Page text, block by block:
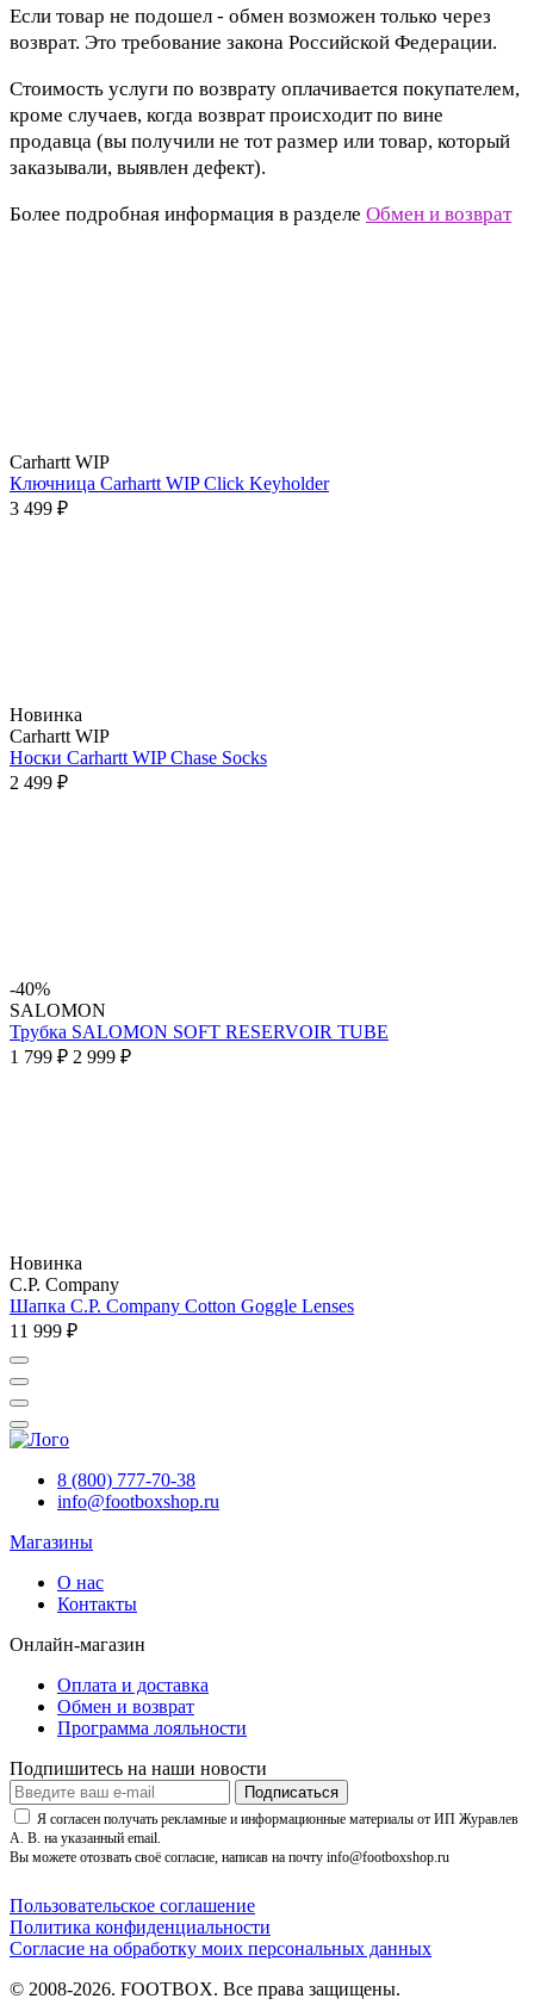
Если товар не подошел - обмен возможен только через
возврат. Это требование закона Российской Федерации.
Стоимость услуги по возврату оплачивается покупателем,
кроме случаев, когда возврат происходит по вине
продавца (вы получили не тот размер или товар, который
заказывали, выявлен дефект).
Более подробная информация в разделе Обмен и возврат
Carhartt WIP
Ключница Carhartt WIP Click Keyholder
3 499 ₽
Новинка
Carhartt WIP
Носки Carhartt WIP Chase Socks
2 499 ₽
-40%
SALOMON
Трубка SALOMON SOFT RESERVOIR TUBE
1 799 ₽ 2 999 ₽
Новинка
C.P. Company
Шапка C.P. Company Cotton Goggle Lenses
11 999 ₽
8 (800) 777-70-38
info@footboxshop.ru
Магазины
О нас
Контакты
Онлайн-магазин
Оплата и доставка
Обмен и возврат
Программа лояльности
Подпишитесь на наши новости
Подписаться
Я согласен получать рекламные и информационные материалы от ИП Журавлев
А. В. на указанный email.
Вы можете отозвать своё согласие, написав на почту info@footboxshop.ru
Пользовательское соглашение
Политика конфиденциальности
Согласие на обработку моих персональных данных
© 2008-2026. FOOTBOX. Все права защищены.